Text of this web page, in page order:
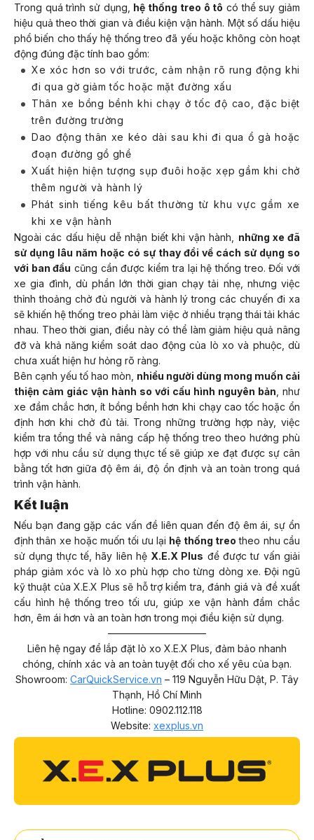
Trong quá trình sử dụng, hệ thống treo ô tô có thể suy giảm
hiệu quả theo thời gian và điều kiện vận hành. Một số dấu hiệu
phổ biến cho thấy hệ thống treo đã yếu hoặc không còn hoạt
động đúng đặc tính bao gồm:
Xe xóc hơn so với trước, cảm nhận rõ rung động khi
đi qua gờ giảm tốc hoặc mặt đường xấu
Thân xe bồng bềnh khi chạy ở tốc độ cao, đặc biệt
trên đường trường
Dao động thân xe kéo dài sau khi đi qua ổ gà hoặc
đoạn đường gồ ghề
Xuất hiện hiện tượng sụp đuôi hoặc xẹp gầm khi chở
thêm người và hành lý
Phát sinh tiếng kêu bất thường từ khu vực gầm xe
khi xe vận hành
Ngoài các dấu hiệu dễ nhận biết khi vận hành, những xe đã
sử dụng lâu năm hoặc có sự thay đổi về cách sử dụng so
với ban đầu cũng cần được kiểm tra lại hệ thống treo. Đối với
xe gia đình, dù phần lớn thời gian chạy tải nhẹ, nhưng việc
thỉnh thoảng chở đủ người và hành lý trong các chuyến đi xa
sẽ khiến hệ thống treo phải làm việc ở nhiều trạng thái tải khác
nhau. Theo thời gian, điều này có thể làm giảm hiệu quả nâng
đỡ và khả năng kiểm soát dao động của lò xo và phuộc, dù
chưa xuất hiện hư hỏng rõ ràng.
Bên cạnh yếu tố hao mòn, nhiều người dùng mong muốn cải
thiện cảm giác vận hành so với cấu hình nguyên bản , như
xe đầm chắc hơn, ít bồng bềnh hơn khi chạy cao tốc hoặc ổn
định hơn khi chở đủ tải. Trong những trường hợp này, việc
kiểm tra tổng thể và nâng cấp hệ thống treo theo hướng phù
hợp với nhu cầu sử dụng thực tế sẽ giúp xe đạt được sự cân
bằng tốt hơn giữa độ êm ái, độ ổn định và an toàn trong quá
trình vận hành.
Kết luận
Nếu bạn đang gặp các vấn đề liên quan đến độ êm ái, sự ổn
định thân xe hoặc muốn tối ưu lại hệ thống treo theo nhu cầu
sử dụng thực tế, hãy liên hệ X.E.X Plus để được tư vấn giải
pháp giảm xóc và lò xo phù hợp cho từng dòng xe. Đội ngũ
kỹ thuật của X.E.X Plus sẽ hỗ trợ kiểm tra, đánh giá và đề xuất
cấu hình hệ thống treo tối ưu, giúp xe vận hành đầm chắc
hơn, êm ái hơn và an toàn hơn trong mọi điều kiện sử dụng.
——————————
Liên hệ ngay để lắp đặt lò xo X.E.X Plus, đảm bảo nhanh
chóng, chính xác và an toàn tuyệt đối cho xế yêu của bạn.
Showroom: CarQuickService.vn – 119 Nguyễn Hữu Dật, P. Tây
Thạnh, Hồ Chí Minh
Hotline: 0902.112.118
Website: xexplus.vn